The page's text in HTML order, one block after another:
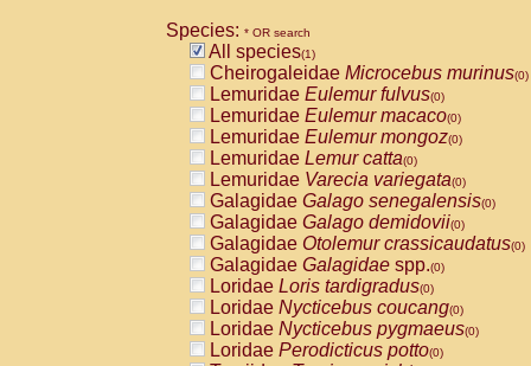
CebidaeCebus capucinus
CebidaeCebus nigrivittatus
CebidaeCebus spp.(0)
CebidaeSaimiri boliviensis(0)
CebidaeSaimiri sciureus(0)
AtelidaeAlouatta caraya(0)
AtelidaeAlouatta fusca(0)
AtelidaeAlouatta seniculus(0)
AtelidaeAlouattaspp.(0)
AtelidaeAteles belzebuth(0)
AtelidaeAteles geoffroyi(0)
AtelidaeAteles paniscus(0)
AtelidaeAtelesspp.(0)
AtelidaeLagothrix lagothricha(0)
AtelidaeLagothrix lagothricha cana
PitheciidaeCacajao calvus
Species: * OR search
All species(1)
Cheirogaleidae Microcebus murinus(0)
Lemuridae Eulemur fulvus(0)
Lemuridae Eulemur macaco(0)
Lemuridae Eulemur mongoz(0)
Lemuridae Lemur catta(0)
Lemuridae Varecia variegata(0)
Galagidae Galago senegalensis(0)
Galagidae Galago demidovii(0)
Galagidae Otolemur crassicaudatus(0)
Galagidae Galagidae spp.(0)
Loridae Loris tardigradus(0)
Loridae Nycticebus coucang(0)
Loridae Nycticebus pygmaeus(0)
Loridae Perodicticus potto(0)